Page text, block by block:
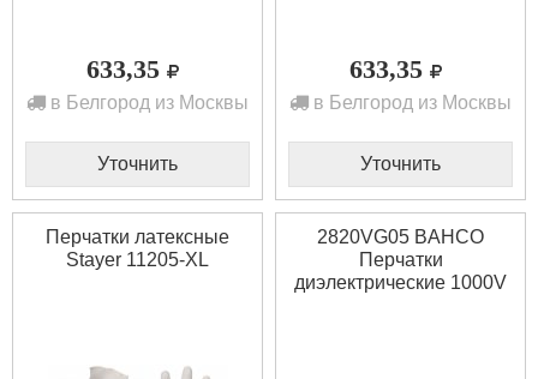
633,35
в Белгород из Москвы
Уточнить
633,35
в Белгород из Москвы
Уточнить
Перчатки латексные
Stayer 11205-XL
2820VG05 BAHCO
Перчатки
диэлектрические 1000V